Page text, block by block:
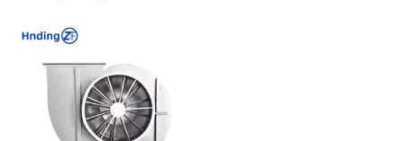
промышленности